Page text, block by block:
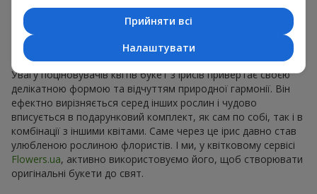
щось елегантне, але водночас стримане. Така композиція
для настрою виглядає свіжо та незвично. А ще букет з
ірисів створює романтичний настрій і дозволяє передати
найщиріші емоції близькій людині без зайвих слів і пояснень.
Увагу поціновувачів квітів букет з ірисів привертає своєю
делікатною формою та відчуттям природної гармонії. Він
ефектно вирізняється серед інших рослин і чудово
вписується в подарунковий комплект, як сам по собі, так і в
комбінації з іншими квітами. Саме через це ірис давно став
улюбленою рослиною флористів. І ми, у квітковому сервісі
Flowers.ua, активно використовуємо його, щоб створювати
оригінальні букети до свят.
Прийняти всі
Налаштувати